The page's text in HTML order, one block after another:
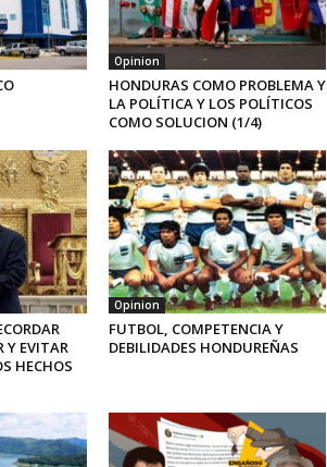
Opinion
HONDURAS COMO PROBLEMA Y
LA POLÍTICA Y LOS POLÍTICOS
COMO SOLUCION (1/4)
Y EVITAR
HECHOS
Opinion
FUTBOL, COMPETENCIA Y
DEBILIDADES HONDUREÑAS